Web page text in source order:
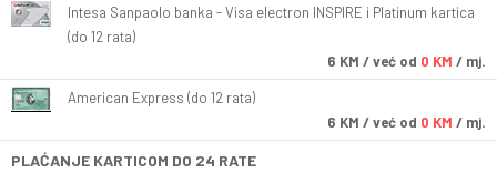
Intesa Sanpaolo banka - Visa electron INSPIRE i Platinum kartica
(do 12 rata)
6 KM / već od 0 KM / mj.
American Express (do 12 rata)
6 KM / već od 0 KM / mj.
PLAĆANJE KARTICOM DO 24 RATE